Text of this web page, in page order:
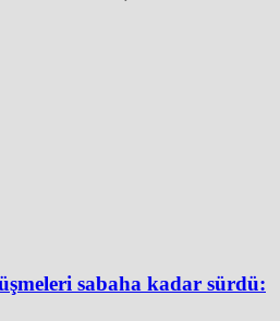
sabaha kadar sürdü: